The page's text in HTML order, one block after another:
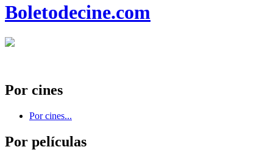
Boletodecine.com
Por cines
Por cines...
Por películas